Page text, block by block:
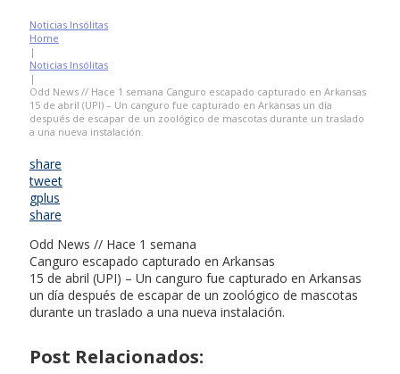
Noticias Insólitas
Home
|
Noticias Insólitas
|
Odd News // Hace 1 semana Canguro escapado capturado en Arkansas
15 de abril (UPI) – Un canguro fue capturado en Arkansas un día
después de escapar de un zoológico de mascotas durante un traslado
a una nueva instalación.
share
tweet
gplus
share
Odd News // Hace 1 semana
Canguro escapado capturado en Arkansas
15 de abril (UPI) – Un canguro fue capturado en Arkansas
un día después de escapar de un zoológico de mascotas
durante un traslado a una nueva instalación.
Post Relacionados: